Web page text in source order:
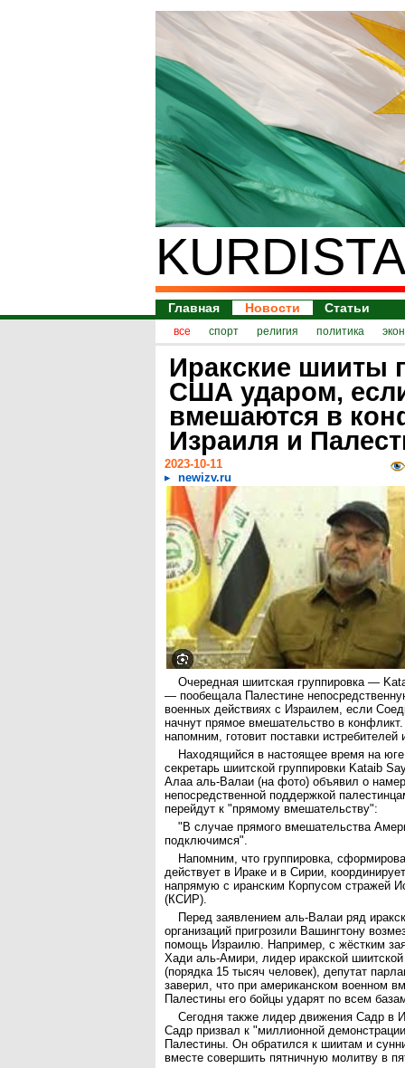
Главная Новости Статьи
все спорт религия политика
Иракские шииты
США ударом,
вмешаются в
Израиля и
2023-10-11
newizv.ru
Очередная шиитская группировка —
— пообещала Палестине
военных действиях с Израилем, если
начнут прямое вмешательство в
напомним, готовит поставки истребителей
Находящийся в настоящее время на
секретарь шиитской группировки Kataib
Алаа аль-Валаи (на фото) объявил о
непосредственной поддержкой
перейдут к "прямому вмешательству":
"В случае прямого вмешательства
подключимся".
Напомним, что группировка,
действует в Ираке и в Сирии,
напрямую с иранским Корпусом стражей
(КСИР).
Перед заявлением аль-Валаи ряд
организаций пригрозили Вашингтону
помощь Израилю. Например, с жёстким
Хади аль-Амири, лидер иракской
(порядка 15 тысяч человек), депутат
заверил, что при американском военном
Палестины его бойцы ударят по всем
Сегодня также лидер движения Садр в
Садр призвал к "миллионной
Палестины. Он обратился к шиитам и
вместе совершить пятничную молитву в